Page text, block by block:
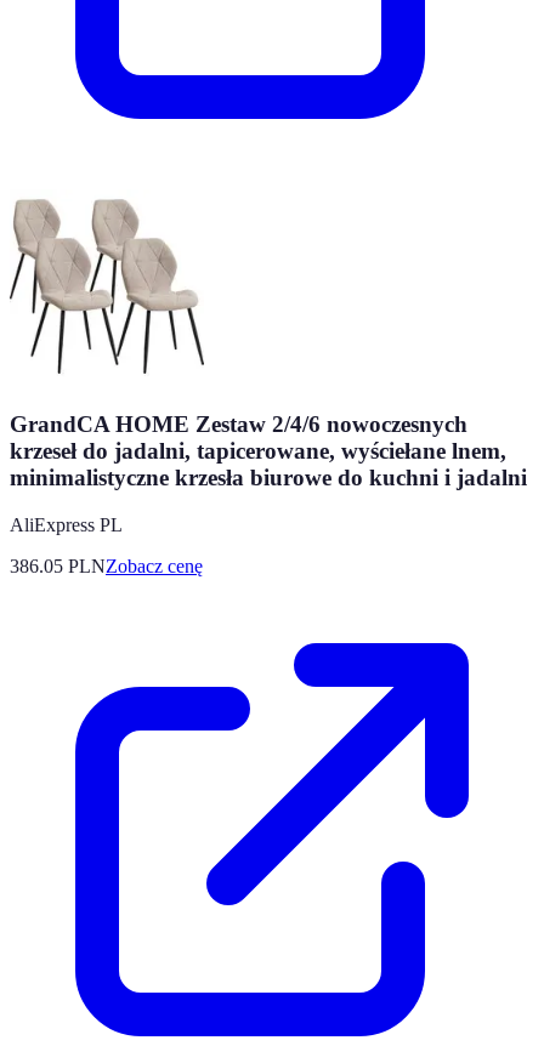
GrandCA HOME Zestaw 2/4/6 nowoczesnych
krzeseł do jadalni, tapicerowane, wyściełane lnem,
minimalistyczne krzesła biurowe do kuchni i jadalni
AliExpress PL
386.05 PLNZobacz cenę